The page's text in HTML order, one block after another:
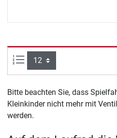
Artikel pro Seite:
Bitte beachten Sie, dass
Kleinkinder nicht mehr mit
werden.